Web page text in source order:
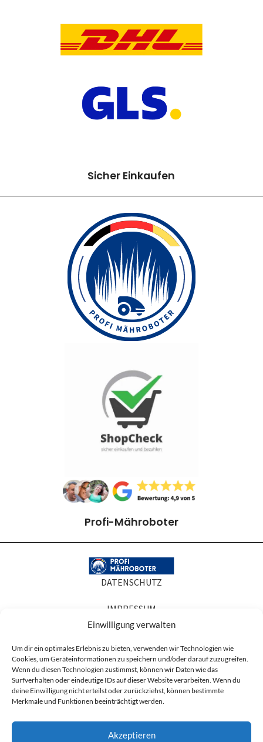
Einwilligung verwalten
Um dir ein optimales Erlebnis zu bieten, verwenden wir Technologien wie
Cookies, um Geräteinformationen zu speichern und/oder darauf zuzugreifen.
Wenn du diesen Technologien zustimmst, können wir Daten wie das
Surfverhalten oder eindeutige IDs auf dieser Website verarbeiten. Wenn du
deine Einwilligung nicht erteilst oder zurückziehst, können bestimmte
Merkmale und Funktionen beeinträchtigt werden.
Akzeptieren
Sicher Einkaufen
Profi-Mähroboter
DATENSCHUTZ
IMPRESSUM
AGB
Produktabbildungen dienen der Illustration. Sie können Zubehör oder
Ausstattung zeigen, die nicht zum Lieferumfang gehören, und in Details vom
Artikelbeschreibung.